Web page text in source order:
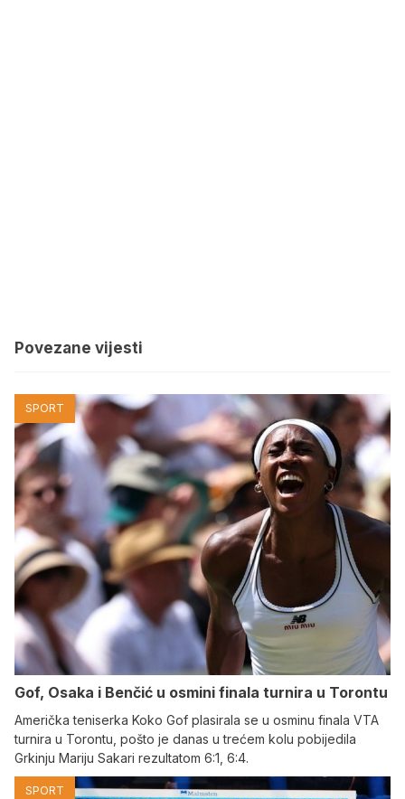
Povezane vijesti
SPORT
Gof, Osaka i Benčić u osmini finala turnira u Torontu
Američka teniserka Koko Gof plasirala se u osminu finala VTA
turnira u Torontu, pošto je danas u trećem kolu pobijedila
Grkinju Mariju Sakari rezultatom 6:1, 6:4.
SPORT